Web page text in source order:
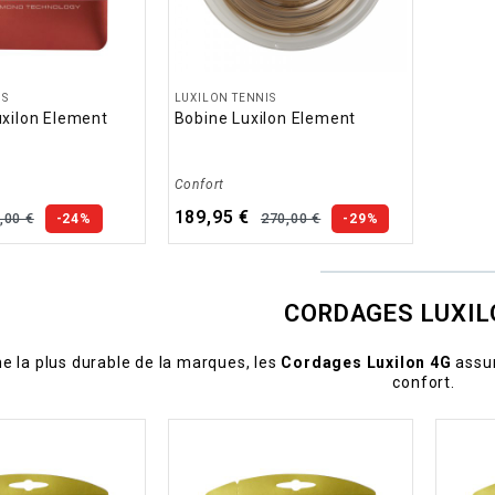
Element
€ -24%
LUXILON TENNIS
Bobine Luxilon Element
Confort
189,95 € 270,00 € -29%
CORDAGES
la plus durable de la marques, les Cordages Luxilon 4G
confort.